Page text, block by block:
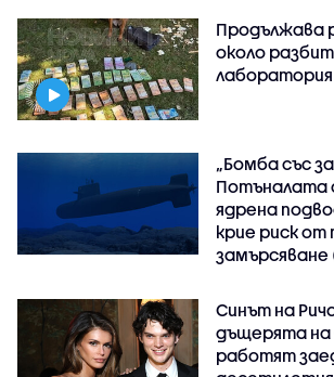
Продължава
около
„Бомба със
Потъналата
ядрена
крие риск от
Синът на
дъщерята на
работят